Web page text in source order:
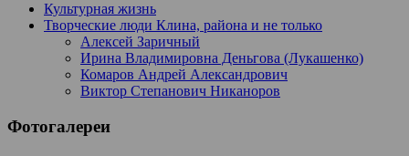
Культурная жизнь
Творческие люди Клина, района и не только
Алексей Заричный
Ирина Владимировна Деньгова (Лукашенко)
Комаров Андрей Александрович
Виктор Степанович Никаноров
Фотогалереи